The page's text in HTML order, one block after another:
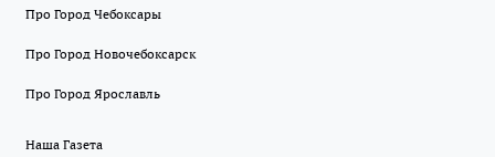
Про Город Чебоксары
Про Город Новочебоксарск
Про Город Ярославль
Наша Газета